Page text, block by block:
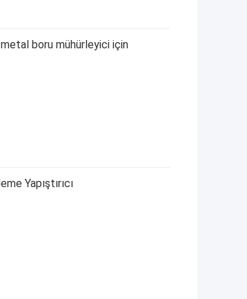
boru mühürleyici için
Yapıştırıcı